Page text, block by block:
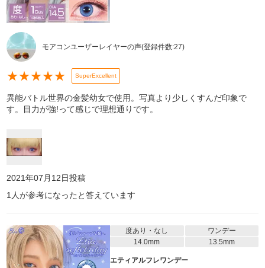
モアコンユーザーレイヤーの声(登録件数:27)
★★★★★ SuperExcellent
異能バトル世界の金髪幼女で使用。写真より少しくすんだ印象で
す。目力が強!って感じで理想通りです。
2021年07月12日投稿
1 人が参考になったと答えています
度あり・なし
ワンデー
14.0mm
13.5mm
エティアルフレワンデー